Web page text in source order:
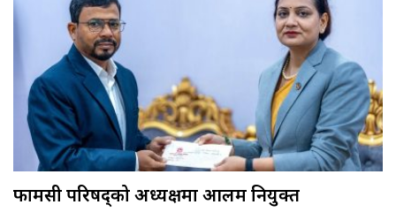
फार्मेसी परिषद्को अध्यक्षमा आलम नियुक्त